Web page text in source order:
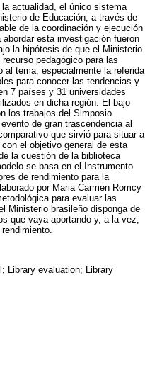
actualidad, el único sistema
de Educación, a través de
de la coordinación y ejecución
esta investigación fueron
la hipótesis de que el Ministerio
pedagógico para las
al tema, especialmente la referida
para conocer las tendencias y
7 países y 31 universidades
en dicha región. El bajo
los trabajos del Simposio
de gran trascendencia al
que sirvió para situar a
el objetivo general de esta
la cuestión de la biblioteca
se basa en el Instrumento
de rendimiento para la
por Maria Carmen Romcy
para evaluar las
Ministerio brasileño disponga de
que vaya aportando y, a la vez,
Library evaluation; Library